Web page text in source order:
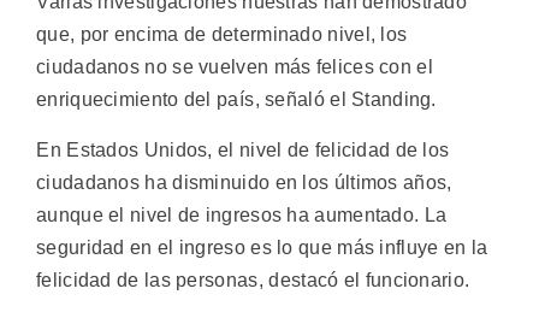
que, por encima de determinado nivel, los
ciudadanos no se vuelven más felices con el
enriquecimiento del país, señaló el Standing.
En Estados Unidos, el nivel de felicidad de los
ciudadanos ha disminuido en los últimos años,
aunque el nivel de ingresos ha aumentado. La
seguridad en el ingreso es lo que más influye en la
felicidad de las personas, destacó el funcionario.